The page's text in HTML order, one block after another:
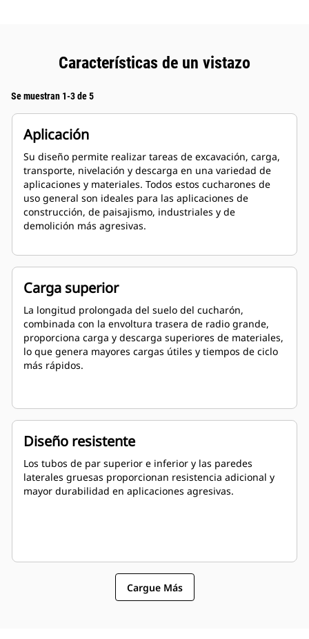
Características de un vistazo
Se muestran 1-3 de 5
Aplicación
Su diseño permite realizar tareas de excavación, carga,
transporte, nivelación y descarga en una variedad de
aplicaciones y materiales. Todos estos cucharones de
uso general son ideales para las aplicaciones de
construcción, de paisajismo, industriales y de
demolición más agresivas.
Carga superior
La longitud prolongada del suelo del cucharón,
combinada con la envoltura trasera de radio grande,
proporciona carga y descarga superiores de materiales,
lo que genera mayores cargas útiles y tiempos de ciclo
más rápidos.
Diseño resistente
Los tubos de par superior e inferior y las paredes
laterales gruesas proporcionan resistencia adicional y
mayor durabilidad en aplicaciones agresivas.
Cargue Más